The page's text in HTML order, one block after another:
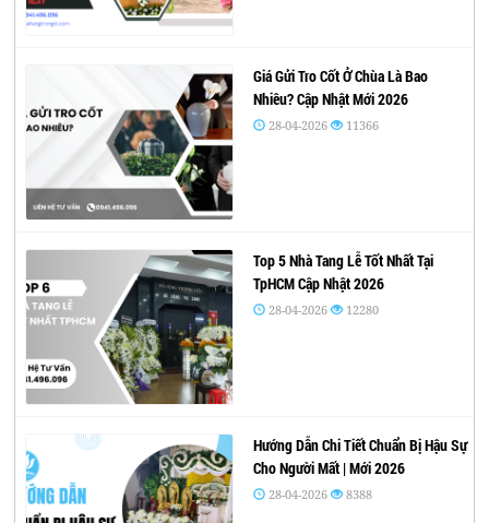
Giá Gửi Tro Cốt Ở Chùa Là Bao
Nhiêu? Cập Nhật Mới 2026
28-04-2026 11366
Top 5 Nhà Tang Lễ Tốt Nhất Tại
TpHCM Cập Nhật 2026
28-04-2026 12280
Hướng Dẫn Chi Tiết Chuẩn Bị Hậu Sự
Cho Người Mất | Mới 2026
28-04-2026 8388